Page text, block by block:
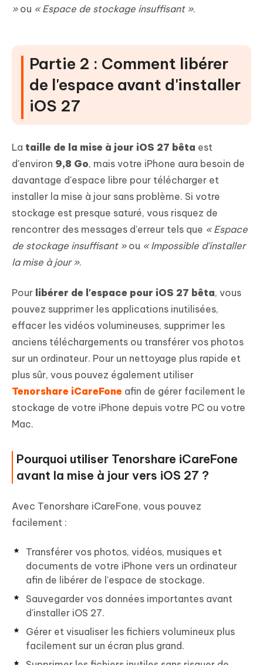
»ou « Espace de stockage insuffisant ».
Partie 2 : Comment libérer
de l'espace avant d'installer
iOS 27
La taille de la mise à jour iOS 27 bêta est
d'environ 9,8 Go, mais votre iPhone aura besoin de
davantage d'espace libre pour télécharger et
installer la mise à jour sans problème. Si votre
stockage est presque saturé, vous risquez de
rencontrer des messages d'erreur tels que « Espace
de stockage insuffisant »ou « Impossible d'installer
la mise à jour ».
Pour libérer de l'espace pour iOS 27 bêta, vous
pouvez supprimer les applications inutilisées,
effacer les vidéos volumineuses, supprimer les
anciens téléchargements ou transférer vos photos
sur un ordinateur. Pour un nettoyage plus rapide et
plus sûr, vous pouvez également utiliser
Tenorshare iCareFone afin de gérer facilement le
stockage de votre iPhone depuis votre PC ou votre
Mac.
Pourquoi utiliser Tenorshare iCareFone
avant la mise à jour vers iOS 27 ?
Avec Tenorshare iCareFone, vous pouvez
facilement :
Transférer vos photos, vidéos, musiques et
documents de votre iPhone vers un ordinateur
afin de libérer de l'espace de stockage.
Sauvegarder vos données importantes avant
d'installer iOS 27.
Gérer et visualiser les fichiers volumineux plus
facilement sur un écran plus grand.